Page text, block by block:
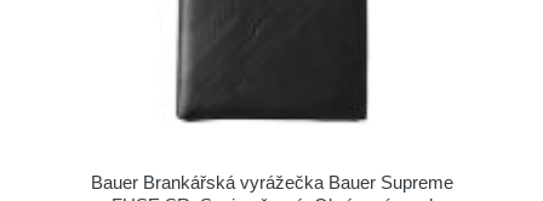
Bauer Brankářská vyrážečka Bauer Supreme